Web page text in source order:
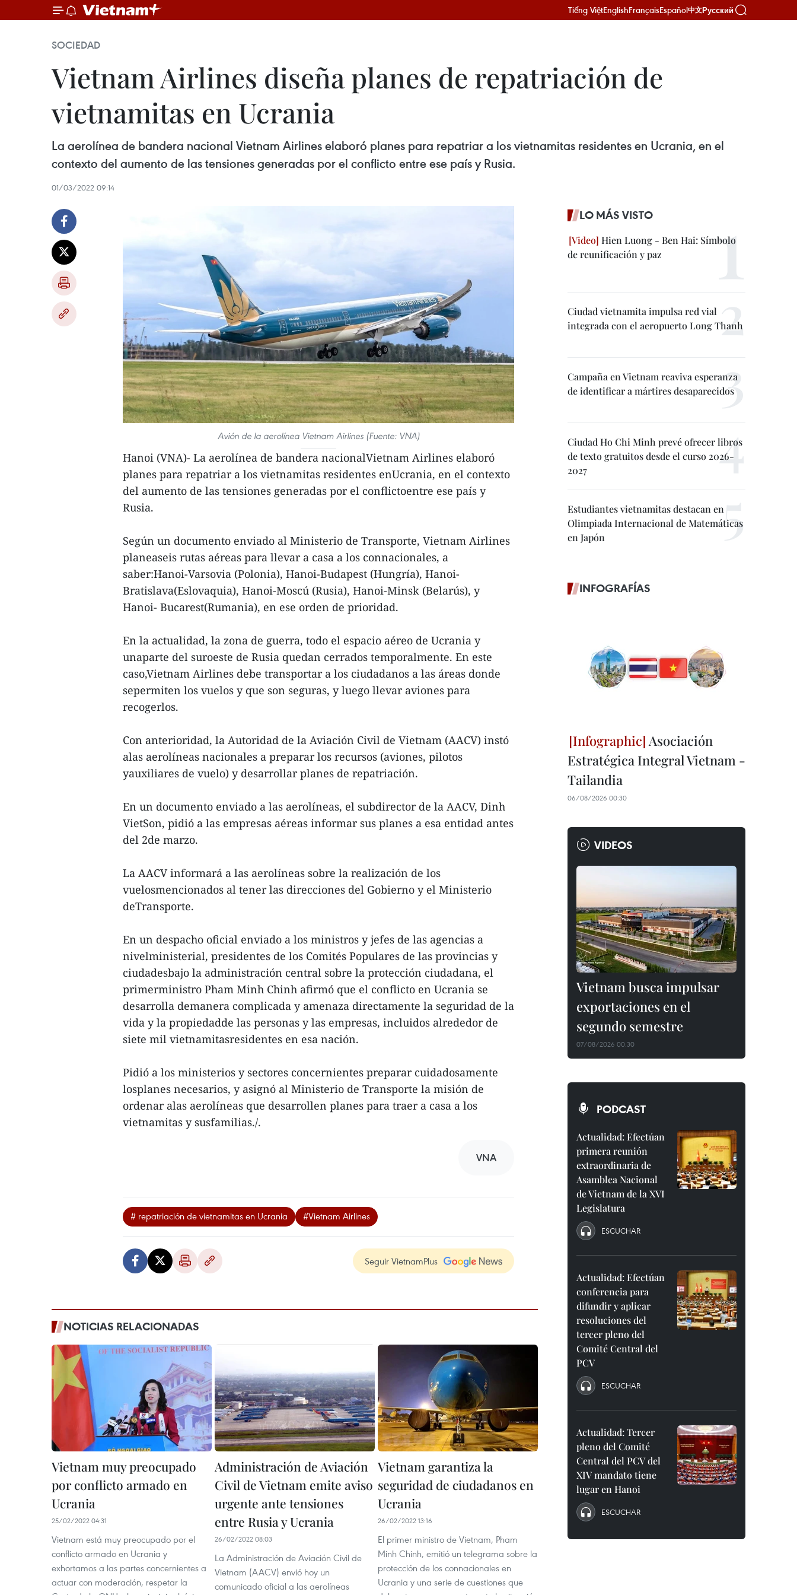
Tiếng ViệtEnglishFrançaisEspañol中文Русский
SOCIEDAD
Vietnam Airlines diseña planes de repatriación de
vietnamitas en Ucrania
La aerolínea de bandera nacional Vietnam Airlines elaboró planes para repatriar a los vietnamitas residentes en Ucrania, en el
contexto del aumento de las tensiones generadas por el conflicto entre ese país y Rusia.
01/03/2022 09:14
Avión de la aerolínea Vietnam Airlines (Fuente: VNA)
Hanoi (VNA)- La aerolínea de bandera nacionalVietnam Airlines elaboró
planes para repatriar a los vietnamitas residentes enUcrania, en el contexto
del aumento de las tensiones generadas por el conflictoentre ese país y
Rusia.
Según un documento enviado al Ministerio de Transporte, Vietnam Airlines
planeaseis rutas aéreas para llevar a casa a los connacionales, a
saber:Hanoi-Varsovia (Polonia), Hanoi-Budapest (Hungría), Hanoi-
Bratislava(Eslovaquia), Hanoi-Moscú (Rusia), Hanoi-Minsk (Belarús), y
Hanoi- Bucarest(Rumania), en ese orden de prioridad.
En la actualidad, la zona de guerra, todo el espacio aéreo de Ucrania y
unaparte del suroeste de Rusia quedan cerrados temporalmente. En este
caso,Vietnam Airlines debe transportar a los ciudadanos a las áreas donde
sepermiten los vuelos y que son seguras, y luego llevar aviones para
recogerlos.
Con anterioridad, la Autoridad de la Aviación Civil de Vietnam (AACV) instó
alas aerolíneas nacionales a preparar los recursos (aviones, pilotos
yauxiliares de vuelo) y desarrollar planes de repatriación.
En un documento enviado a las aerolíneas, el subdirector de la AACV, Dinh
VietSon, pidió a las empresas aéreas informar sus planes a esa entidad antes
del 2de marzo.
La AACV informará a las aerolíneas sobre la realización de los
vuelosmencionados al tener las direcciones del Gobierno y el Ministerio
deTransporte.
En un despacho oficial enviado a los ministros y jefes de las agencias a
nivelministerial, presidentes de los Comités Populares de las provincias y
ciudadesbajo la administración central sobre la protección ciudadana, el
primerministro Pham Minh Chinh afirmó que el conflicto en Ucrania se
desarrolla demanera complicada y amenaza directamente la seguridad de la
vida y la propiedadde las personas y las empresas, incluidos alrededor de
siete mil vietnamitasresidentes en esa nación.
Pidió a los ministerios y sectores concernientes preparar cuidadosamente
losplanes necesarios, y asignó al Ministerio de Transporte la misión de
ordenar alas aerolíneas que desarrollen planes para traer a casa a los
vietnamitas y susfamilias./.
VNA
# repatriación de vietnamitas en Ucrania #Vietnam Airlines
Seguir VietnamPlus
NOTICIAS RELACIONADAS
Vietnam muy preocupado
por conflicto armado en
Ucrania
25/02/2022 04:31
Vietnam está muy preocupado por el
conflicto armado en Ucrania y
exhortamos a las partes concernientes a
actuar con moderación, respetar la
Administración de Aviación
Civil de Vietnam emite aviso
urgente ante tensiones
entre Rusia y Ucrania
26/02/2022 08:03
La Administración de Aviación Civil de
Vietnam (AACV) envió hoy un
comunicado oficial a las aerolíneas
Vietnam garantiza la
seguridad de ciudadanos en
Ucrania
26/02/2022 13:16
El primer ministro de Vietnam, Pham
Minh Chinh, emitió un telegrama sobre la
protección de los connacionales en
Ucrania y una serie de cuestiones que
LO MÁS VISTO
Hien Luong - Ben Hai: Símbolo
de reunificación y paz
Ciudad vietnamita impulsa red vial
integrada con el aeropuerto Long Thanh
Campaña en Vietnam reaviva esperanza
de identificar a mártires desaparecidos
Ciudad Ho Chi Minh prevé ofrecer libros
de texto gratuitos desde el curso 2026-
2027
Estudiantes vietnamitas destacan en
Olimpiada Internacional de Matemáticas
en Japón
INFOGRAFÍAS
Asociación
Estratégica Integral Vietnam -
Tailandia
06/08/2026 00:30
VIDEOS
Vietnam busca impulsar
exportaciones en el
segundo semestre
07/08/2026 00:30
PODCAST
Actualidad: Efectúan
primera reunión
extraordinaria de
Asamblea Nacional
de Vietnam de la XVI
Legislatura
ESCUCHAR
Actualidad: Efectúan
conferencia para
difundir y aplicar
resoluciones del
tercer pleno del
Comité Central del
PCV
ESCUCHAR
Actualidad: Tercer
pleno del Comité
Central del PCV del
XIV mandato tiene
lugar en Hanoi
ESCUCHAR